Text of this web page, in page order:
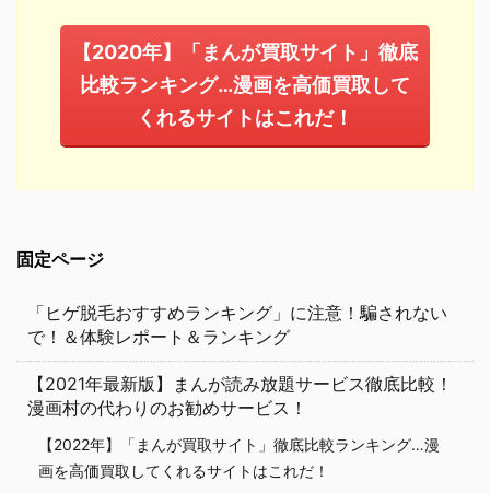
【2020年】「まんが買取サイト」徹底
比較ランキング…漫画を高価買取して
くれるサイトはこれだ！
固定ページ
「ヒゲ脱毛おすすめランキング」に注意！騙されない
で！＆体験レポート＆ランキング
【2021年最新版】まんが読み放題サービス徹底比較！
漫画村の代わりのお勧めサービス！
【2022年】「まんが買取サイト」徹底比較ランキング…漫
画を高価買取してくれるサイトはこれだ！